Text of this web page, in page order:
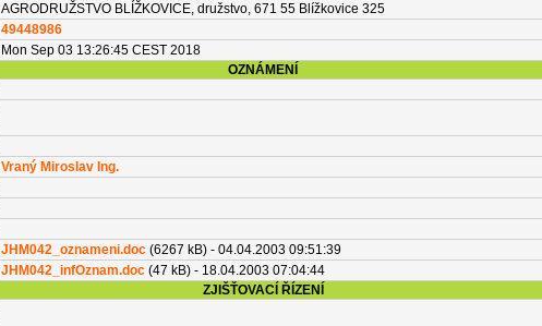
AGRODRUŽSTVO BLÍŽKOVICE, družstvo, 671 55 Blížkovice 325
49448986
Mon Sep 03 13:26:45 CEST 2018
OZNÁMENÍ
Vraný Miroslav Ing.
JHM042_oznameni.doc (6267 kB) - 04.04.2003 09:51:39
JHM042_infOznam.doc (47 kB) - 18.04.2003 07:04:44
ZJIŠŤOVACÍ ŘÍZENÍ